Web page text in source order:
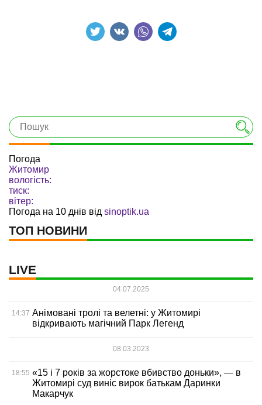
Погода
Житомир
вологість:
тиск:
вітер:
Погода на 10 днів від sinoptik.ua
ТОП НОВИНИ
LIVE
04.07.2025
14:37 Анімовані тролі та велетні: у Житомирі
відкривають магічний Парк Легенд
08.03.2023
18:55 «15 і 7 років за жорстоке вбивство доньки», — в
Житомирі суд виніс вирок батькам Даринки
Макарчук